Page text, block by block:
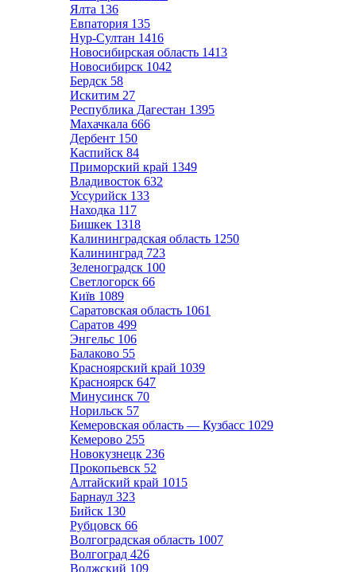
Ялта 136
Евпатория 135
Нур-Султан 1416
Новосибирская область 1413
Новосибирск 1042
Бердск 58
Искитим 27
Республика Дагестан 1395
Махачкала 666
Дербент 150
Каспийск 84
Приморский край 1349
Владивосток 632
Уссурийск 133
Находка 117
Бишкек 1318
Калининградская область 1250
Калининград 723
Зеленоградск 100
Светлогорск 66
Київ 1089
Саратовская область 1061
Саратов 499
Энгельс 106
Балаково 55
Красноярский край 1039
Красноярск 647
Минусинск 70
Норильск 57
Кемеровская область — Кузбасс 1029
Кемерово 255
Новокузнецк 236
Прокопьевск 52
Алтайский край 1015
Барнаул 323
Бийск 130
Рубцовск 66
Волгоградская область 1007
Волгоград 426
Волжский 109